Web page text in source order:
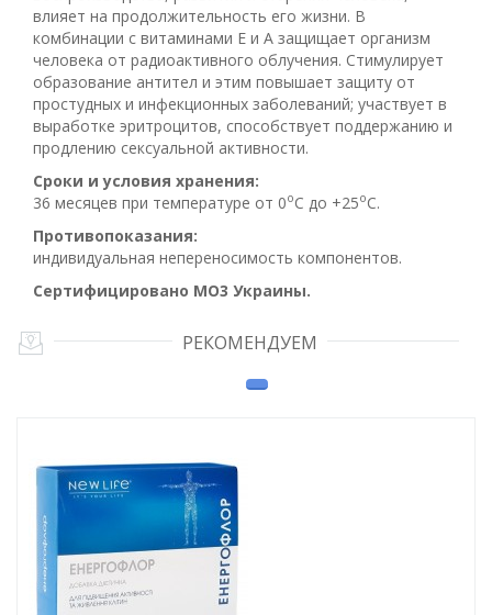
влияет на продолжительность его жизни. В
комбинации с витаминами Е и А защищает организм
человека от радиоактивного облучения. Стимулирует
образование антител и этим повышает защиту от
простудных и инфекционных заболеваний; участвует в
выработке эритроцитов, способствует поддержанию и
продлению сексуальной активности.
Сроки и условия хранения:
36 месяцев при температуре от 0оС до +25оС.
Противопоказания:
индивидуальная непереносимость компонентов.
Сертифицировано MO3 Украины.
РЕКОМЕНДУЕМ